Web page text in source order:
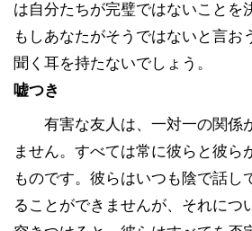
は自分たちが完璧ではないことを
もしあなたがそうではないと言お
聞く耳を持たないでしょう。
嘘つき
有害な友人は、一対一の関係
ません。すべては常に彼らと彼ら
ものです。彼らはいつも陰で話し
ることができませんが、それにつ